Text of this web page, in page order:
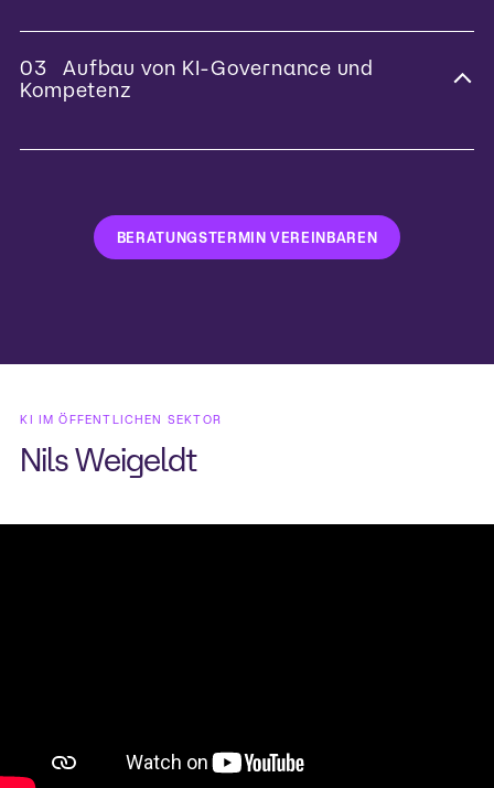
03 Aufbau von KI-Governance und
Kompetenz
BERATUNGSTERMIN VEREINBAREN
KI IM ÖFFENTLICHEN SEKTOR
Nils Weigeldt